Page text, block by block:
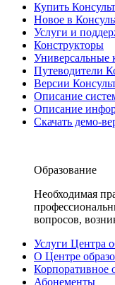
Купить
Новое в
Услуги и
Конструкторы
Универсальные
Путеводители
Версии
Описание
Описание
Скачать демо-
Образование
Необходимая
вопросов,
Услуги Центра
О Центре
Корпоративное
Абонементы